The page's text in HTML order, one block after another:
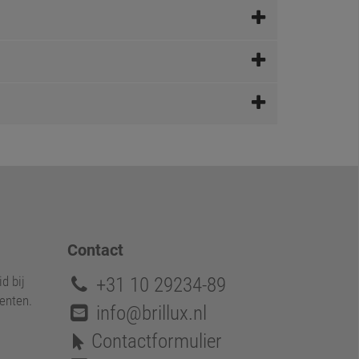
bij
Contact
+31 10 29234-89
info@brillux.nl
Contactformulier